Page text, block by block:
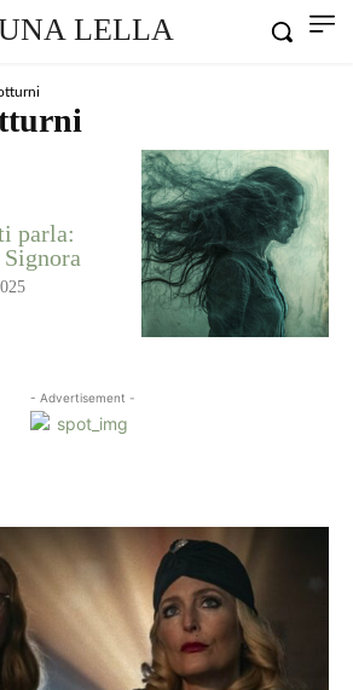
LELLA
parla:
- Advertisement -